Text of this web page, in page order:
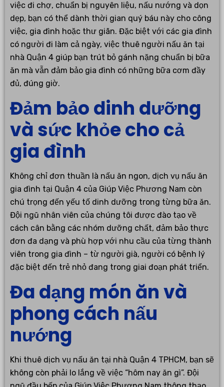
việc đi chợ, chuẩn bị nguyên liệu, nấu nướng và dọn
dẹp, bạn có thể dành thời gian quý báu này cho công
việc, gia đình hoặc thư giãn. Đặc biệt với các gia đình
có người đi làm cả ngày, việc thuê người nấu ăn tại
nhà Quận 4 giúp bạn trút bỏ gánh nặng chuẩn bị bữa
ăn mà vẫn đảm bảo gia đình có những bữa cơm đầy
đủ, đúng giờ.
Đảm bảo dinh dưỡng
và sức khỏe cho cả
gia đình
Không chỉ đơn thuần là nấu ăn ngon, dịch vụ nấu ăn
gia đình tại Quận 4 của Giúp Việc Phương Nam còn
chú trọng đến yếu tố dinh dưỡng trong từng bữa ăn.
Đội ngũ nhân viên của chúng tôi được đào tạo về
cách cân bằng các nhóm dưỡng chất, đảm bảo thực
đơn đa dạng và phù hợp với nhu cầu của từng thành
viên trong gia đình – từ người già, người có bệnh lý
đặc biệt đến trẻ nhỏ đang trong giai đoạn phát triển.
Đa dạng món ăn và
phong cách nấu
nướng
Khi thuê dịch vụ nấu ăn tại nhà Quận 4 TPHCM, bạn sẽ
không còn phải lo lắng về việc “hôm nay ăn gì”. Đội